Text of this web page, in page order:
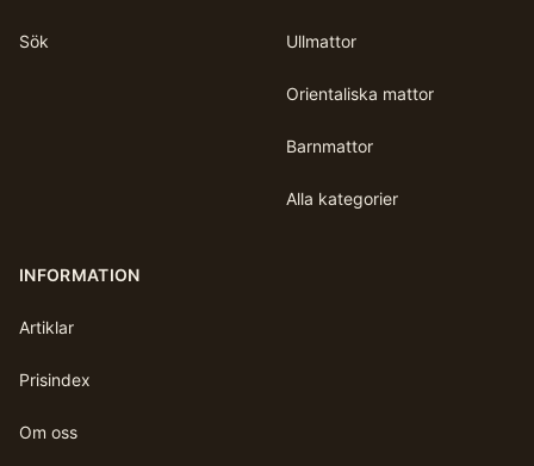
Sök Ullmattor
Orientaliska mattor
Barnmattor
Alla kategorier
INFORMATION
Artiklar
Prisindex
Om oss